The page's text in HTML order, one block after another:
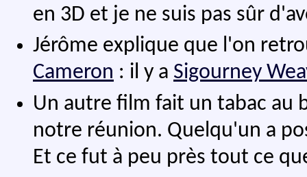
en 3D et je ne suis pas sûr
Jérôme explique que l'on
Cameron : il y a Sigourney
Un autre film fait un tabac au
notre réunion. Quelqu'un a
Et ce fut à peu près tout ce